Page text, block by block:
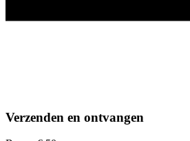
Verzenden en ontvangen